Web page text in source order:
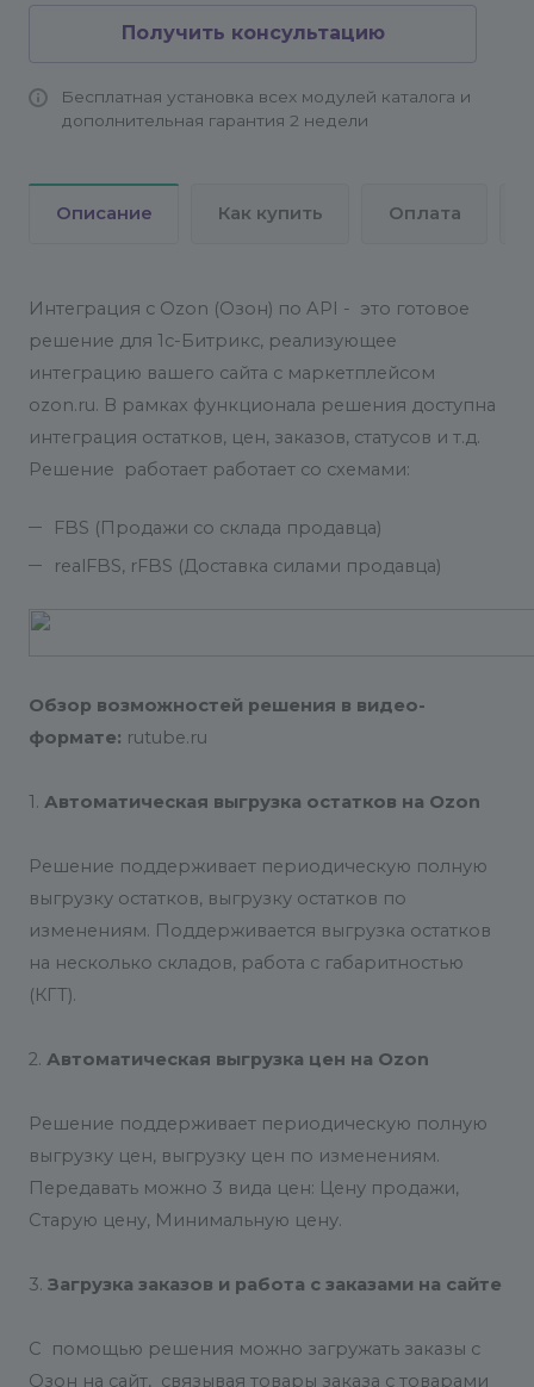
Получить консультацию
Бесплатная установка всех модулей каталога и
дополнительная гарантия 2 недели
Описание Как купить Оплата
Интеграция с Ozon (Озон) по API - это готовое
решение для 1с-Битрикс, реализующее
интеграцию вашего сайта с маркетплейсом
ozon.ru. В рамках функционала решения доступна
интеграция остатков, цен, заказов, статусов и т.д.
Решение работает работает со схемами:
FBS (Продажи со склада продавца)
realFBS, rFBS (Доставка силами продавца)
Обзор возможностей решения в видео-
формате: rutube.ru
1. Автоматическая выгрузка остатков на Ozon
Решение поддерживает периодическую полную
выгрузку остатков, выгрузку остатков по
изменениям. Поддерживается выгрузка остатков
на несколько складов, работа с габаритностью
(КГТ).
2. Автоматическая выгрузка цен на Ozon
Решение поддерживает периодическую полную
выгрузку цен, выгрузку цен по изменениям.
Передавать можно 3 вида цен: Цену продажи,
Старую цену, Минимальную цену.
3. Загрузка заказов и работа с заказами на сайте
С помощью решения можно загружать заказы с
Озон на сайт, связывая товары заказа с товарами